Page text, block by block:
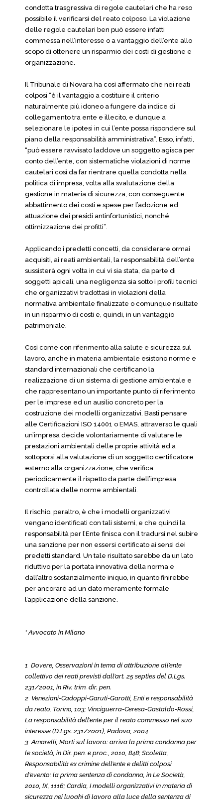
condotta trasgressiva di regole cautelari che ha reso
possibile il verificarsi del reato colposo. La violazione
delle regole cautelari ben può essere infatti
commessa nell’interesse o a vantaggio dell’ente allo
scopo di ottenere un risparmio dei costi di gestione e
organizzazione.
Il Tribunale di Novara ha così affermato che nei reati
colposi “è il vantaggio a costituire il criterio
naturalmente più idoneo a fungere da indice di
collegamento tra ente e illecito, e dunque a
selezionare le ipotesi in cui l’ente possa rispondere sul
piano della responsabilità amministrativa”. Esso, infatti,
“può essere ravvisato laddove un soggetto agisca per
conto dell’ente, con sistematiche violazioni di norme
cautelari così da far rientrare quella condotta nella
politica di impresa, volta alla svalutazione della
gestione in materia di sicurezza, con conseguente
abbattimento dei costi e spese per l’adozione ed
attuazione dei presidi antinfortunistici, nonché
ottimizzazione dei profitti’’.
Applicando i predetti concetti, da considerare ormai
acquisiti, ai reati ambientali, la responsabilità dell’ente
sussisterà ogni volta in cui vi sia stata, da parte di
soggetti apicali, una negligenza sia sotto i profili tecnici
che organizzativi tradottasi in violazioni della
normativa ambientale finalizzate o comunque risultate
in un risparmio di costi e, quindi, in un vantaggio
patrimoniale.
Così come con riferimento alla salute e sicurezza sul
lavoro, anche in materia ambientale esistono norme e
standard internazionali che certificano la
realizzazione di un sistema di gestione ambientale e
che rappresentano un importante punto di riferimento
per le imprese ed un ausilio concreto per la
costruzione dei modelli organizzativi. Basti pensare
alle Certificazioni ISO 14001 o EMAS, attraverso le quali
un’impresa decide volontariamente di valutare le
prestazioni ambientali delle proprie attività ed a
sottoporsi alla valutazione di un soggetto certificatore
esterno alla organizzazione, che verifica
periodicamente il rispetto da parte dell’impresa
controllata delle norme ambientali.
Il rischio, peraltro, è che i modelli organizzativi
vengano identificati con tali sistemi, e che quindi la
responsabilità per l’Ente finisca con il tradursi nel subire
una sanzione per non essersi certificato ai sensi dei
predetti standard. Un tale risultato sarebbe da un lato
riduttivo per la portata innovativa della norma e
dall’altro sostanzialmente iniquo, in quanto finirebbe
per ancorare ad un dato meramente formale
l’applicazione della sanzione.
* Avvocato in Milano
1 Dovere, Osservazioni in tema di attribuzione all’ente
collettivo dei reati previsti dall’art. 25 septies del D.Lgs.
231/2001, in Riv. trim. dir. pen.
2 Veneziani-Cadoppi-Garuti-Garotti, Enti e responsabilità
da reato, Torino, 103; Vinciguerra-Ceresa-Gastaldo-Rossi,
La responsabilità dell’ente per il reato commesso nel suo
interesse (D.Lgs. 231/2001), Padova, 2004
3 Amarelli, Morti sul lavoro: arriva la prima condanna per
le società, in Dir. pen. e proc., 2010, 848; Scoletta,
Responsabilità ex crimine dell’ente e delitti colposi
d’evento: la prima sentenza di condanna, in Le Società,
2010, IX, 1116; Cardia, I modelli organizzativi in materia di
sicurezza nei luoghi di lavoro alla luce della sentenza di